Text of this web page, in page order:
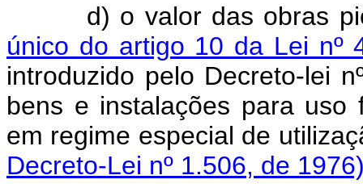
d) o valor das obras
único do artigo 10 da Lei nº
introduzido pelo Decreto-lei
bens e instalações para
em regime
Decreto-Lei nº 1.506, de